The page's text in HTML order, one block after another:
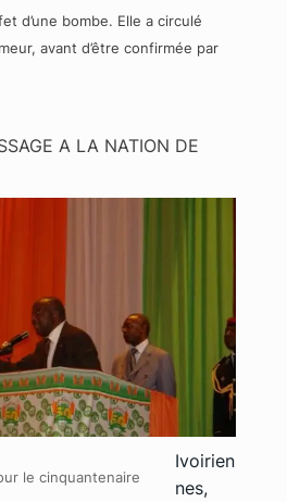
d’une bombe. Elle a circulé
avant d’être confirmée par
A LA NATION DE
le cinquantenaire
Ivoirien
nes,